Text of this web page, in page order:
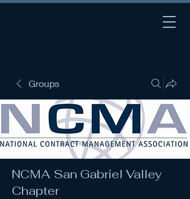
Groups
NCMA San Gabriel Valley
Chapter